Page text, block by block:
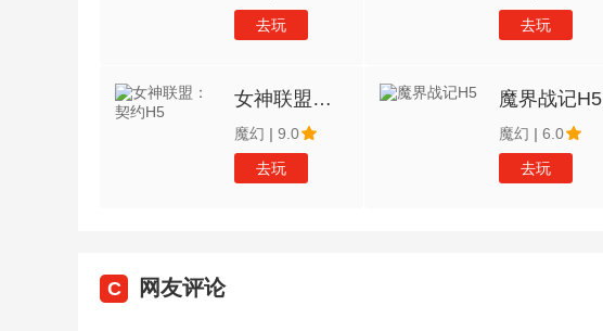
去玩
去玩
女神联盟：契约H5
魔幻 | 9.0
去玩
魔界战记H5
魔幻 | 6.0
去玩
C 网友评论